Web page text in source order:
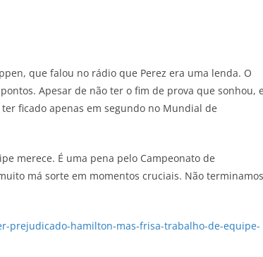
que falou no rádio que Perez era uma lenda. O
Apesar de não ter o fim de prova que sonhou,
ficado apenas em segundo no Mundial de
merece. É uma pena pelo Campeonato de
má sorte em momentos cruciais. Não terminamos
prejudicado-hamilton-mas-frisa-trabalho-de-equipe-